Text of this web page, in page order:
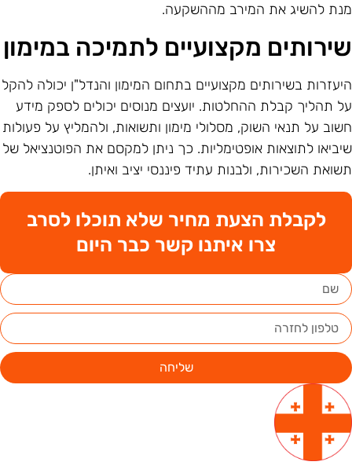
להשיג את המירב מההשקעה.
מקצועיים לתמיכה במימון
בשירותים מקצועיים בתחום המימון והנדל"ן יכולה להקל
תהליך קבלת ההחלטות. יועצים מנוסים יכולים לספק מידע
על תנאי השוק, מסלולי מימון ותשואות, ולהמליץ על פעולות
לתוצאות אופטימליות. כך ניתן למקסם את הפוטנציאל של
השכירות, ולבנות עתיד פיננסי יציב ואיתן.
לקבלת הצעת מחיר שלא תוכלו לסרב
צרו איתנו קשר כבר היום
שליחה